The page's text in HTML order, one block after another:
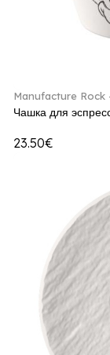
Manufacture Rock
Чашка для
23.50€